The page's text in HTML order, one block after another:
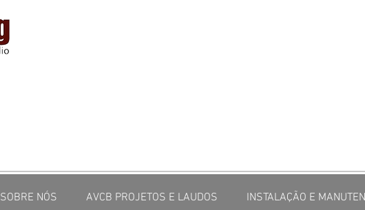
SOBRE NÓS AVCB PROJETOS E LAUDOS INSTALAÇÃO E